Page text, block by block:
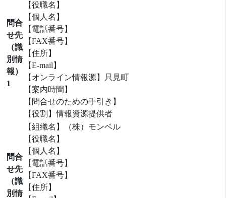
問合
せ先
（識
別情
報）
1
【役職名】
【個人名】
【電話番号】
【FAX番号】
【住所】
【E-mail】
【オンライン情報源】 只見町
【案内時間】
【問合せのための手引き】
【役割】情報資源提供者
問合
せ先
（識
別情
【組織名】（株）モンベル
【役職名】
【個人名】
【電話番号】
【FAX番号】
【住所】